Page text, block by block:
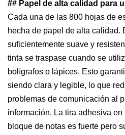
## Papel de alta calidad para
Cada una de las 800 hojas de
hecha de papel de alta calidad.
suficientemente suave y
tinta se traspase cuando se
bolígrafos o lápices. Esto
siendo clara y legible, lo que
problemas de comunicación al
información. La tira adhesiva en
bloque de notas es fuerte pero